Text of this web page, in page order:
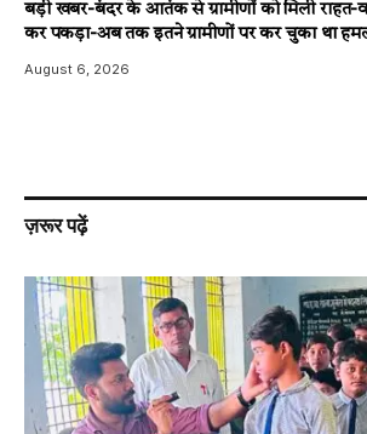
बड़ी खबर-बंदर के आतंक से ग्रामीणों को मिली राहत-
कर पकड़ा-अब तक इतने ग्रामीणों पर कर चुका था
August 6, 2026
ज़रूर पढ़ें